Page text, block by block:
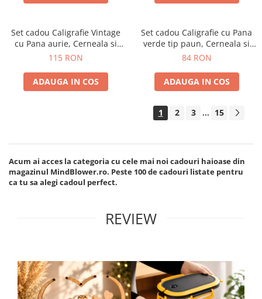
Set cadou Caligrafie Vintage
cu Pana aurie, Cerneala si
Stampila, 5 piese
115 RON
ADAUGA IN COS
Set cadou Caligrafie cu Pana
verde tip paun, Cerneala si
Cutie Vintage, 3 piese
84 RON
ADAUGA IN COS
1 2 3 ... 15
Acum ai acces la categoria cu cele mai noi cadouri haioase din
magazinul MindBlower.ro. Peste 100 de cadouri listate pentru
ca tu sa alegi cadoul perfect.
REVIEW